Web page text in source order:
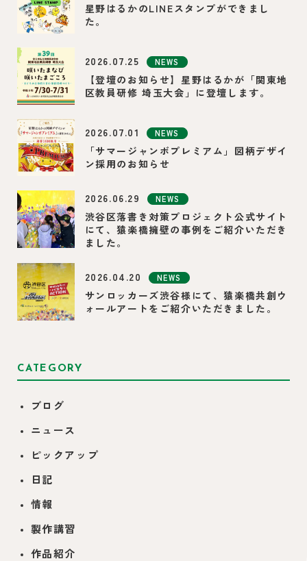
星野はるかのLINEスタンプができまし
た。
2026.07.25 NEWS
【登壇のお知らせ】星野はるかが「関東地
区教員研修 埼玉大会」に登壇します。
2026.07.01 NEWS
「サマージャンボプレミアム」図柄デザイ
ン採用のお知らせ
2026.06.29 NEWS
渋谷区落書き対策プロジェクト公式サイト
にて、猿楽橋擁壁の事例をご紹介いただき
ました。
2026.04.20 NEWS
サンロッカーズ渋谷様にて、猿楽橋共創ウ
ォールアートをご紹介いただきました。
CATEGORY
ブログ
ニュース
ピックアップ
日記
情報
製作講習
作品紹介